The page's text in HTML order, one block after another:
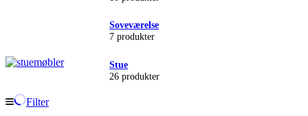
Soveværelse
7 produkter
Stue
26 produkter
Filter